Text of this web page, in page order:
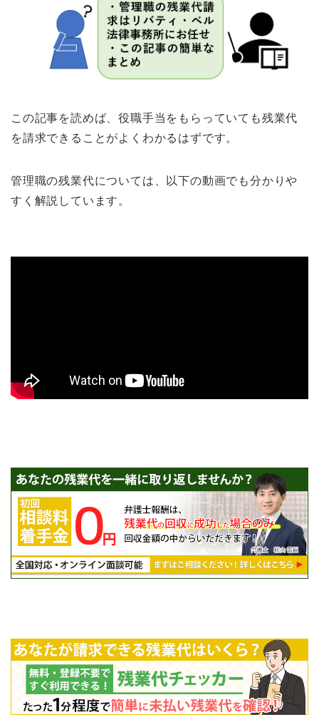
この記事を読めば、役職手当をもらっていても残業代
を請求できることがよくわかるはずです。
管理職の残業代については、以下の動画でも分かりや
すく解説しています。